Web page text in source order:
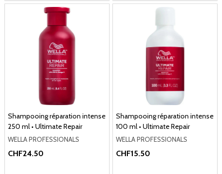
Shampooing réparation intense
250 ml • Ultimate Repair
WELLA PROFESSIONALS
CHF24.50
Shampooing réparation intense
100 ml • Ultimate Repair
WELLA PROFESSIONALS
CHF15.50